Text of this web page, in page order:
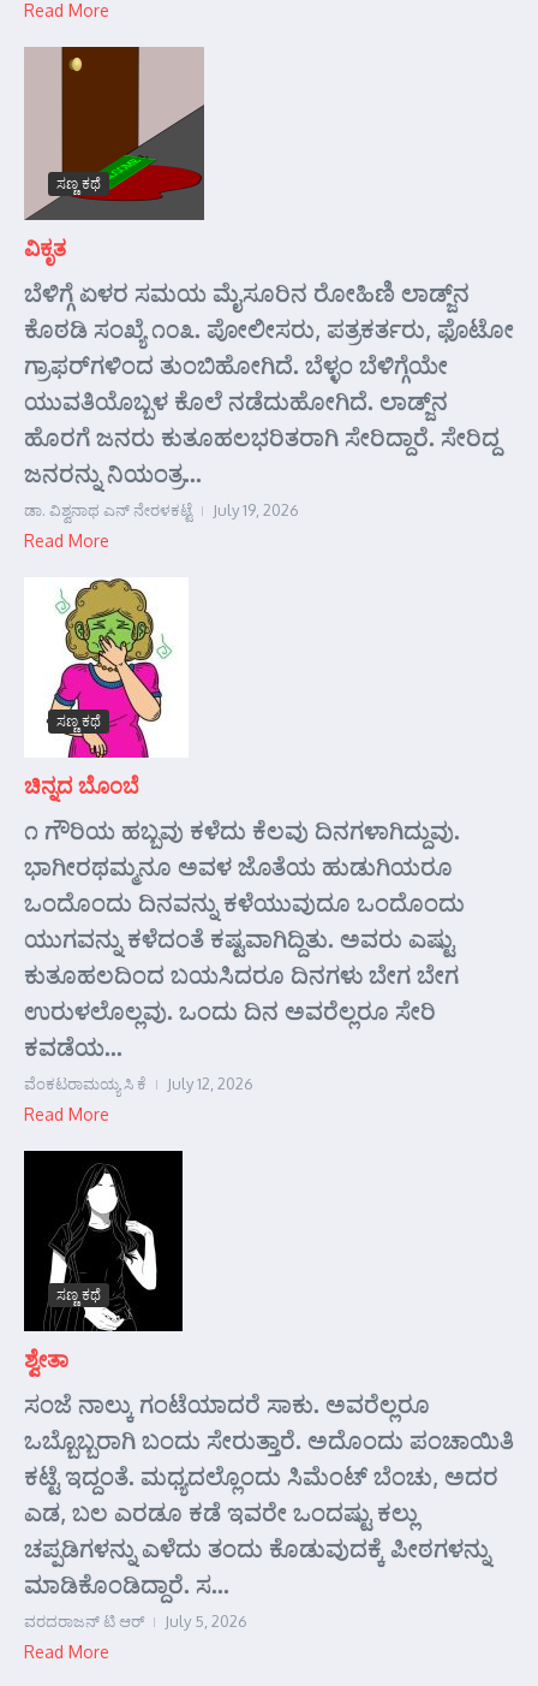
Read More
ಸಣ್ಣ ಕಥೆ
ವಿಕೃತ
ಬೆಳಿಗ್ಗೆ ಏಳರ ಸಮಯ ಮೈಸೂರಿನ ರೋಹಿಣಿ ಲಾಡ್ಜ್‌ನ
ಕೊಠಡಿ ಸಂಖ್ಯೆ ೧೦೩. ಪೋಲೀಸರು, ಪತ್ರಕರ್ತರು, ಫೊಟೋ
ಗ್ರಾಫರ್‌ಗಳಿಂದ ತುಂಬಿಹೋಗಿದೆ. ಬೆಳ್ಳಂ ಬೆಳಿಗ್ಗೆಯೇ
ಯುವತಿಯೊಬ್ಬಳ ಕೊಲೆ ನಡೆದುಹೋಗಿದೆ. ಲಾಡ್ಜ್‌ನ
ಹೊರಗೆ ಜನರು ಕುತೂಹಲಭರಿತರಾಗಿ ಸೇರಿದ್ದಾರೆ. ಸೇರಿದ್ದ
ಜನರನ್ನು ನಿಯಂತ್ರ...
ಡಾ. ವಿಶ್ವನಾಥ ಎನ್ ನೇರಳಕಟ್ಟೆ July 19, 2026
Read More
ಸಣ್ಣ ಕಥೆ
ಚಿನ್ನದ ಬೊಂಬೆ
೧ ಗೌರಿಯ ಹಬ್ಬವು ಕಳೆದು ಕೆಲವು ದಿನಗಳಾಗಿದ್ದುವು.
ಭಾಗೀರಥಮ್ಮನೂ ಅವಳ ಜೊತೆಯ ಹುಡುಗಿಯರೂ
ಒಂದೊಂದು ದಿನವನ್ನು ಕಳೆಯುವುದೂ ಒಂದೊಂದು
ಯುಗವನ್ನು ಕಳೆದಂತೆ ಕಷ್ಟವಾಗಿದ್ದಿತು. ಅವರು ಎಷ್ಟು
ಕುತೂಹಲದಿಂದ ಬಯಸಿದರೂ ದಿನಗಳು ಬೇಗ ಬೇಗ
ಉರುಳಲೊಲ್ಲವು. ಒಂದು ದಿನ ಅವರೆಲ್ಲರೂ ಸೇರಿ
ಕವಡೆಯ...
ವೆಂಕಟರಾಮಯ್ಯ ಸಿ ಕೆ July 12, 2026
Read More
ಸಣ್ಣ ಕಥೆ
ಶ್ವೇತಾ
ಸಂಜೆ ನಾಲ್ಕು ಗಂಟೆಯಾದರೆ ಸಾಕು. ಅವರೆಲ್ಲರೂ
ಒಬ್ಬೊಬ್ಬರಾಗಿ ಬಂದು ಸೇರುತ್ತಾರೆ. ಅದೊಂದು ಪಂಚಾಯಿತಿ
ಕಟ್ಟೆ ಇದ್ದಂತೆ. ಮಧ್ಯದಲ್ಲೊಂದು ಸಿಮೆಂಟ್ ಬೆಂಚು, ಅದರ
ಎಡ, ಬಲ ಎರಡೂ ಕಡೆ ಇವರೇ ಒಂದಷ್ಟು ಕಲ್ಲು
ಚಪ್ಪಡಿಗಳನ್ನು ಎಳೆದು ತಂದು ಕೊಡುವುದಕ್ಕೆ ಪೀಠಗಳನ್ನು
ಮಾಡಿಕೊಂಡಿದ್ದಾರೆ. ಸ...
ವರದರಾಜನ್ ಟಿ ಆರ್ July 5, 2026
Read More